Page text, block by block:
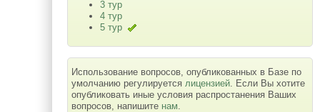
3 тур
4 тур
5 тур
Использование вопросов, опубликованных в Базе по
умолчанию регулируется лицензией . Если Вы хотите
опубликовать иные условия распростанения Ваших
вопросов, напишите нам